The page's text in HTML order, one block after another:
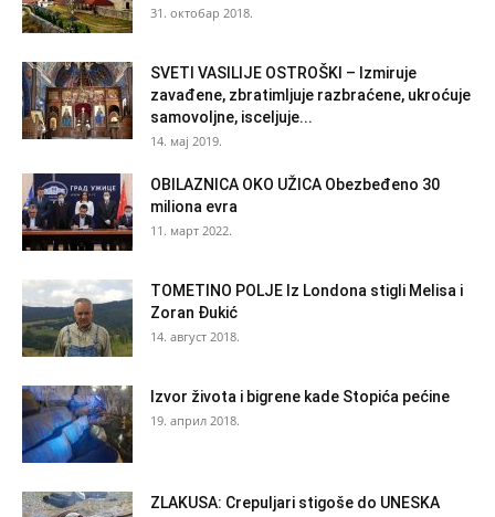
31. октобар 2018.
SVETI VASILIJE OSTROŠKI – Izmiruje
zavađene, zbratimljuje razbraćene, ukroćuje
samovoljne, isceljuje...
14. мај 2019.
OBILAZNICA OKO UŽICA Obezbeđeno 30
miliona evra
11. март 2022.
TOMETINO POLJE Iz Londona stigli Melisa i
Zoran Đukić
14. август 2018.
Izvor života i bigrene kade Stopića pećine
19. април 2018.
ZLAKUSA: Crepuljari stigoše do UNESKA